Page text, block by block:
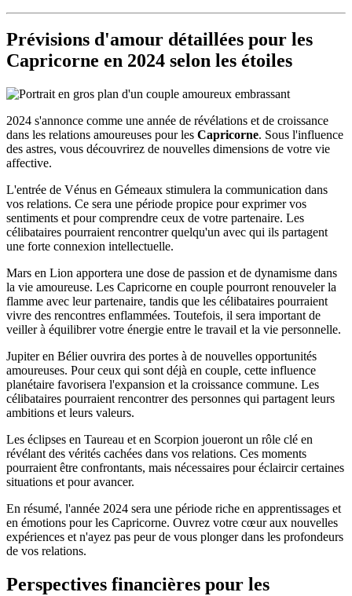
Prévisions d'amour détaillées pour les
Capricorne en 2024 selon les étoiles
2024 s'annonce comme une année de révélations et de croissance
dans les relations amoureuses pour les Capricorne. Sous l'influence
des astres, vous découvrirez de nouvelles dimensions de votre vie
affective.
L'entrée de Vénus en Gémeaux stimulera la communication dans
vos relations. Ce sera une période propice pour exprimer vos
sentiments et pour comprendre ceux de votre partenaire. Les
célibataires pourraient rencontrer quelqu'un avec qui ils partagent
une forte connexion intellectuelle.
Mars en Lion apportera une dose de passion et de dynamisme dans
la vie amoureuse. Les Capricorne en couple pourront renouveler la
flamme avec leur partenaire, tandis que les célibataires pourraient
vivre des rencontres enflammées. Toutefois, il sera important de
veiller à équilibrer votre énergie entre le travail et la vie personnelle.
Jupiter en Bélier ouvrira des portes à de nouvelles opportunités
amoureuses. Pour ceux qui sont déjà en couple, cette influence
planétaire favorisera l'expansion et la croissance commune. Les
célibataires pourraient rencontrer des personnes qui partagent leurs
ambitions et leurs valeurs.
Les éclipses en Taureau et en Scorpion joueront un rôle clé en
révélant des vérités cachées dans vos relations. Ces moments
pourraient être confrontants, mais nécessaires pour éclaircir certaines
situations et pour avancer.
En résumé, l'année 2024 sera une période riche en apprentissages et
en émotions pour les Capricorne. Ouvrez votre cœur aux nouvelles
expériences et n'ayez pas peur de vous plonger dans les profondeurs
de vos relations.
Perspectives financières pour les